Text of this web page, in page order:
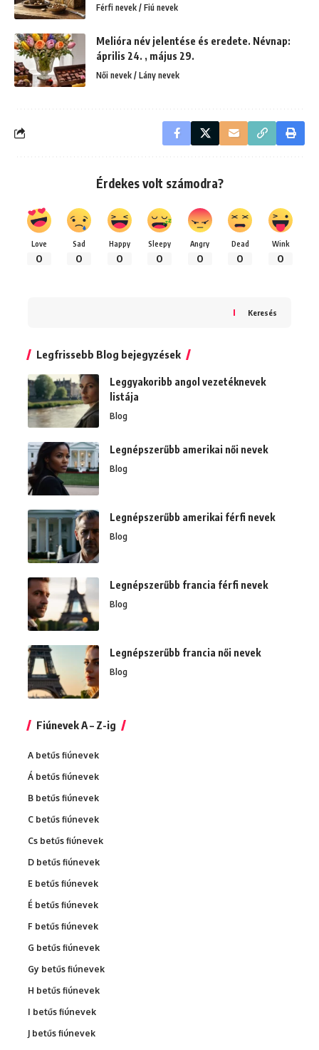
Férfi nevek / Fiú nevek
Melióra név jelentése és eredete. Névnap:
április 24. , május 29.
Női nevek / Lány nevek
Érdekes volt számodra?
Love
0
Sad
0
Happy
0
Sleepy
0
Angry
0
Dead
0
Wink
0
Keresés
Legfrissebb Blog bejegyzések
Leggyakoribb angol vezetéknevek
listája
Blog
Legnépszerűbb amerikai női nevek
Blog
Legnépszerűbb amerikai férfi nevek
Blog
Legnépszerűbb francia férfi nevek
Blog
Legnépszerűbb francia női nevek
Blog
Fiúnevek A – Z-ig
A betűs fiúnevek
Á betűs fiúnevek
B betűs fiúnevek
C betűs fiúnevek
Cs betűs fiúnevek
D betűs fiúnevek
E betűs fiúnevek
É betűs fiúnevek
F betűs fiúnevek
G betűs fiúnevek
Gy betűs fiúnevek
H betűs fiúnevek
I betűs fiúnevek
J betűs fiúnevek